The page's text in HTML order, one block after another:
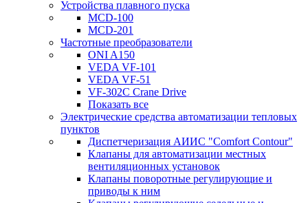
Устройства плавного пуска
MCD-100
MCD-201
Частотные преобразователи
ONI A150
VEDA VF-101
VEDA VF-51
VF-302C Crane Drive
Показать все
Электрические средства автоматизации тепловых
пунктов
Диспетчеризация АИИС "Comfort Contour"
Клапаны для автоматизации местных
вентиляционных установок
Клапаны поворотные регулирующие и
приводы к ним